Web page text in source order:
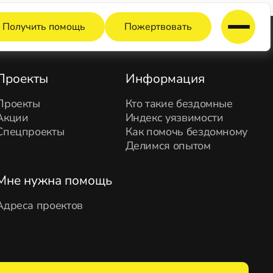
Получить помощь Пожертвовать
Информация
Кто такие бездомные
Индекс уязвимости
Как помочь бездомному
Делимся опытом
нужна помощь
проектов